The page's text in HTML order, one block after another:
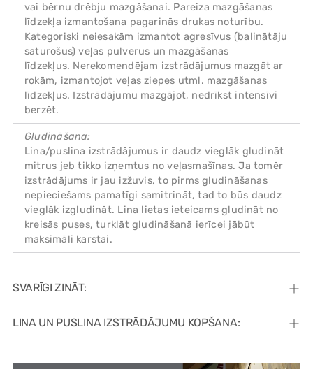
vai bērnu drēbju mazgāšanai. Pareiza mazgāšanas
līdzekļa izmantošana pagarinās drukas noturību.
Kategoriski neiesakām izmantot agresīvus (balinātāju
saturošus) veļas pulverus un mazgāšanas
līdzekļus. Nerekomendējam izstrādājumus mazgāt ar
rokām, izmantojot veļas ziepes utml. mazgāšanas
līdzekļus. Izstrādājumu mazgājot, nedrīkst intensīvi
berzēt.
Gludināšana:
Lina/puslina izstrādājumus ir daudz vieglāk gludināt
mitrus jeb tikko izņemtus no veļasmašīnas. Ja tomēr
izstrādājums ir jau izžuvis, to pirms gludināšanas
nepieciešams pamatīgi samitrināt, tad to būs daudz
vieglāk izgludināt. Lina lietas ieteicams gludināt no
kreisās puses, turklāt gludināšanā ierīcei jābūt
maksimāli karstai.
SVARĪGI ZINĀT:
LINA UN PUSLINA IZSTRĀDĀJUMU KOPŠANA: